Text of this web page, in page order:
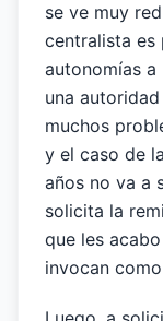
se ve muy
centralista es
autonomías a
una
muchos
y el caso de
años no va a
solicita la
que les
invocan